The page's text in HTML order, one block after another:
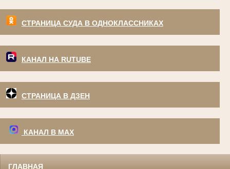
СТРАНИЦА СУДА В ОДНОКЛАССНИКАХ
КАНАЛ НА RUTUBE
СТРАНИЦА В ДЗЕН
КАНАЛ В МАХ
ГЛАВНАЯ